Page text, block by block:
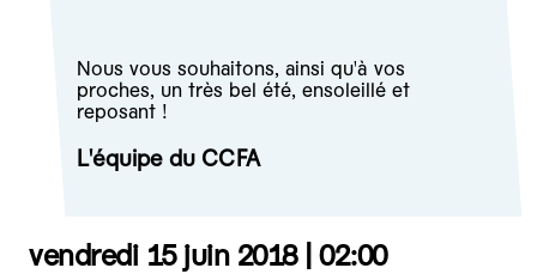
Nous vous souhaitons, ainsi qu'à vos
proches, un très bel été, ensoleillé et
reposant !
L'équipe du CCFA
vendredi 15 juin 2018 | 02:00